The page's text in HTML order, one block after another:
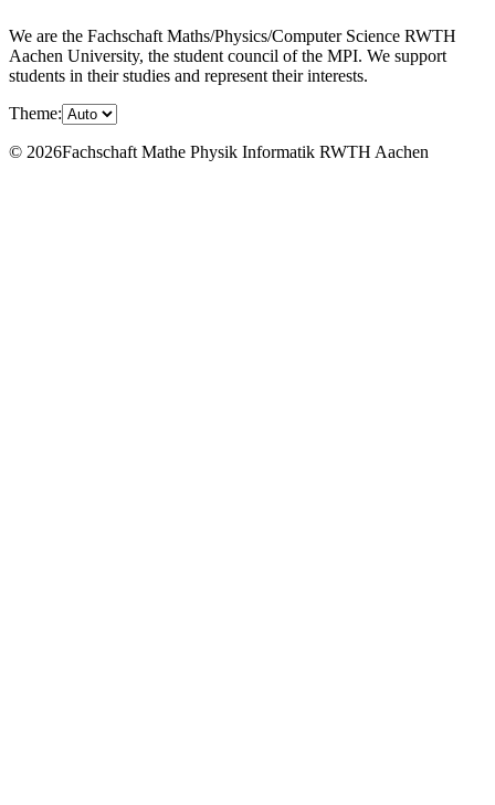
We are the Fachschaft Maths/Physics/Computer Science RWTH
Aachen University, the student council of the MPI. We support
students in their studies and represent their interests.
Theme:
© 2026Fachschaft Mathe Physik Informatik RWTH Aachen